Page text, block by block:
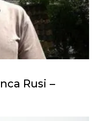
Rusi –